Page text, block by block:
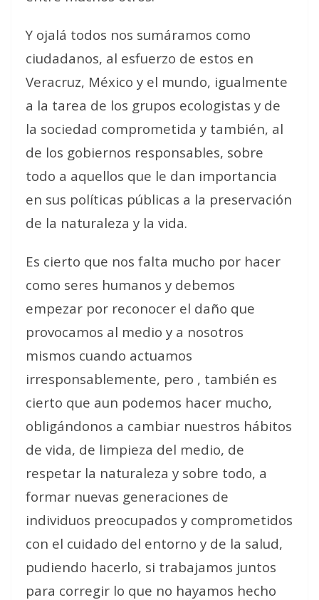
Y ojalá todos nos sumáramos como
ciudadanos, al esfuerzo de estos en
Veracruz, México y el mundo, igualmente
a la tarea de los grupos ecologistas y de
la sociedad comprometida y también, al
de los gobiernos responsables, sobre
todo a aquellos que le dan importancia
en sus políticas públicas a la preservación
de la naturaleza y la vida.
Es cierto que nos falta mucho por hacer
como seres humanos y debemos
empezar por reconocer el daño que
provocamos al medio y a nosotros
mismos cuando actuamos
irresponsablemente, pero , también es
cierto que aun podemos hacer mucho,
obligándonos a cambiar nuestros hábitos
de vida, de limpieza del medio, de
respetar la naturaleza y sobre todo, a
formar nuevas generaciones de
individuos preocupados y comprometidos
con el cuidado del entorno y de la salud,
pudiendo hacerlo, si trabajamos juntos
para corregir lo que no hayamos hecho